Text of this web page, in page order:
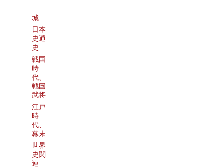
城
日本
史通
史
戦国
時
代、
戦国
武将
江戸
時
代、
幕末
世界
史関
連